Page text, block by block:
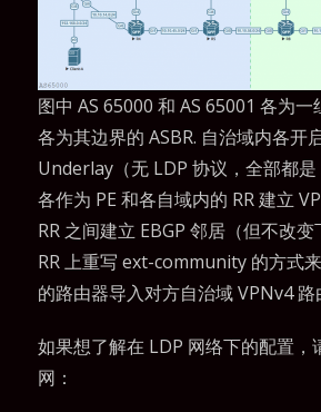
图中 AS 65000 和 AS 65001 各为一
各为其边界的 ASBR. 自治域内各开
Underlay（无 LDP 协议，全部都是
各作为 PE 和各自域内的 RR 建立
RR 之间建立 EBGP 邻居（但不改
RR 上重写 ext-community 的方式
的路由器导入对方自治域 VPNv4 路
如果想了解在 LDP 网络下的配置，
网：